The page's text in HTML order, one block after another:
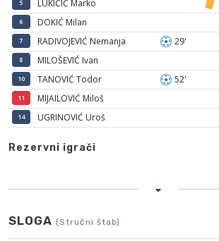
5 LUKIČIĆ Marko
6 DOKIĆ Milan
7 RADIVOJEVIĆ Nemanja 29'
8 MILOŠEVIĆ Ivan
10 TANOVIĆ Todor 52'
11 MIJAILOVIĆ Miloš
14 UGRINOVIĆ Uroš
Rezervni igrači
SLOGA (Stručni štab)